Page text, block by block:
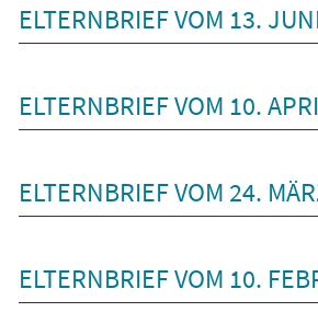
ELTERNBRIEF VOM 13.
ELTERNBRIEF VOM 10.
ELTERNBRIEF VOM 24.
ELTERNBRIEF VOM 10.